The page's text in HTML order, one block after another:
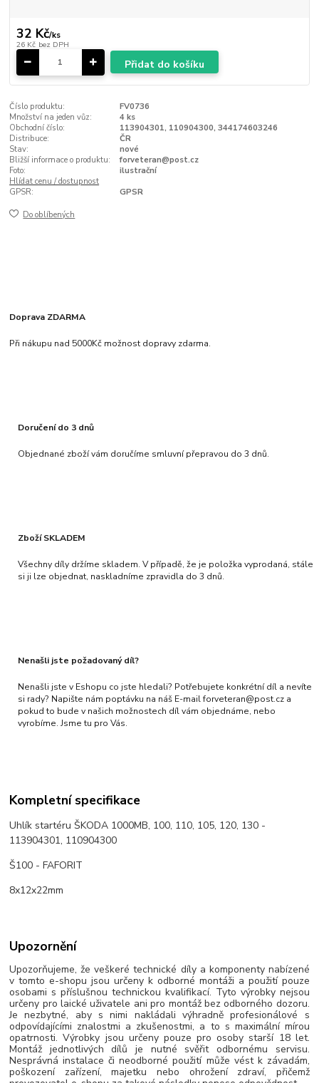
32 Kč/ks
26 Kč bez DPH
Přidat do košíku
Číslo produktu:
FV0736
Množství na jeden vůz:
4 ks
Obchodní číslo:
113904301, 110904300, 344174603246
Distribuce:
ČR
Stav:
nové
Bližší informace o produktu:
forveteran@post.cz
Foto:
ilustrační
Hlídat cenu / dostupnost
GPSR:
GPSR
Do oblíbených
Doprava ZDARMA
Při nákupu nad 5000Kč možnost dopravy zdarma.
Doručení do 3 dnů
Objednané zboží vám doručíme smluvní přepravou do 3 dnů.
Zboží SKLADEM
Všechny díly držíme skladem. V případě, že je položka vyprodaná, stále
si ji lze objednat, naskladníme zpravidla do 3 dnů.
Nenašli jste požadovaný díl?
Nenašli jste v Eshopu co jste hledali? Potřebujete konkrétní díl a nevíte
si rady? Napište nám poptávku na náš E-mail forveteran@post.cz a
pokud to bude v našich možnostech díl vám objednáme, nebo
vyrobíme. Jsme tu pro Vás.
Kompletní specifikace
Uhlík startéru ŠKODA 1000MB, 100, 110, 105, 120, 130 -
113904301, 110904300
Š100 - FAFORIT
8x12x22mm
Upozornění
Upozorňujeme, že veškeré technické díly a komponenty nabízené
v tomto e-shopu jsou určeny k odborné montáži a použití pouze
osobami s příslušnou technickou kvalifikací. Tyto výrobky nejsou
určeny pro laické uživatele ani pro montáž bez odborného dozoru.
Je nezbytné, aby s nimi nakládali výhradně profesionálové s
odpovídajícími znalostmi a zkušenostmi, a to s maximální mírou
opatrnosti. Výrobky jsou určeny pouze pro osoby starší 18 let.
Montáž jednotlivých dílů je nutné svěřit odbornému servisu.
Nesprávná instalace či neodborné použití může vést k závadám,
poškození zařízení, majetku nebo ohrožení zdraví, přičemž